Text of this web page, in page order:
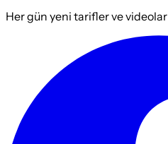
Her gün yeni tarifler ve videolar